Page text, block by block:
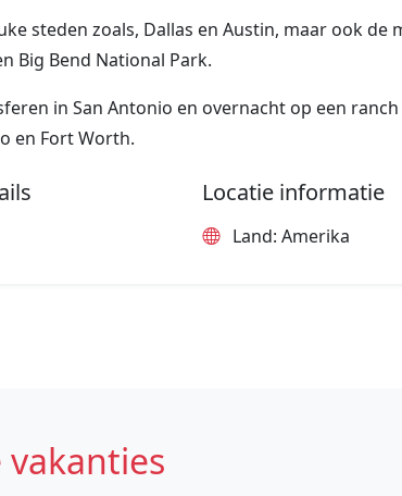
steden zoals, Dallas en Austin, maar ook de
Big Bend National Park.
in San Antonio en overnacht op een
en Fort Worth.
Locatie informatie
Land: Amerika